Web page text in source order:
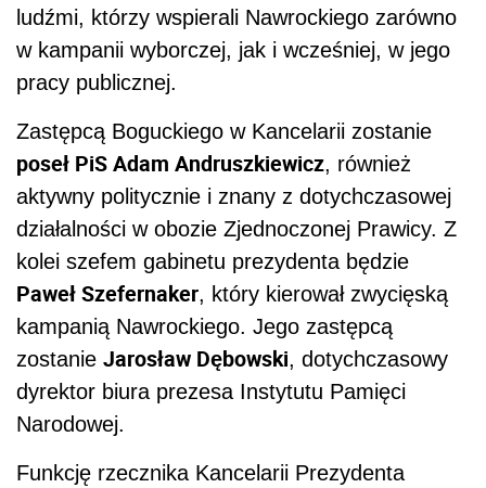
ludźmi, którzy wspierali Nawrockiego zarówno
w kampanii wyborczej, jak i wcześniej, w jego
pracy publicznej.
Zastępcą Boguckiego w Kancelarii zostanie
poseł PiS Adam Andruszkiewicz, również
aktywny politycznie i znany z dotychczasowej
działalności w obozie Zjednoczonej Prawicy. Z
kolei szefem gabinetu prezydenta będzie
Paweł Szefernaker, który kierował zwycięską
kampanią Nawrockiego. Jego zastępcą
zostanie Jarosław Dębowski, dotychczasowy
dyrektor biura prezesa Instytutu Pamięci
Narodowej.
Funkcję rzecznika Kancelarii Prezydenta